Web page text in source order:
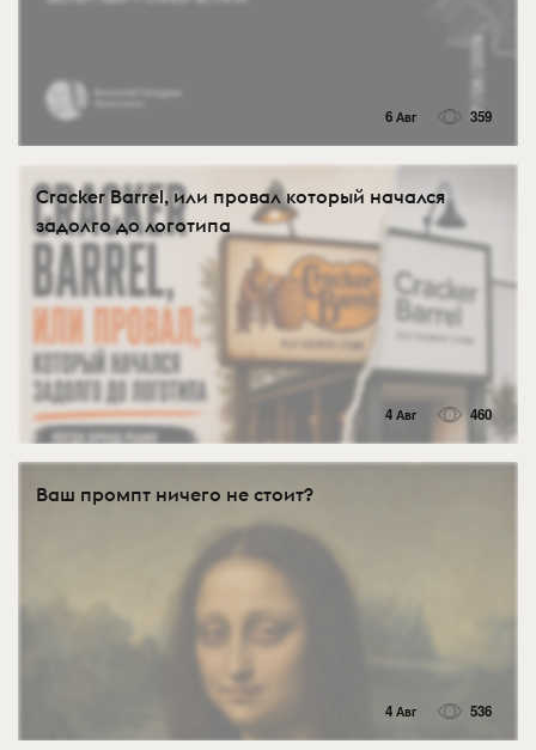
6 Авг 359
Cracker Barrel, или провал который начался
задолго до логотипа
4 Авг 460
Ваш промпт ничего не стоит?
4 Авг 536